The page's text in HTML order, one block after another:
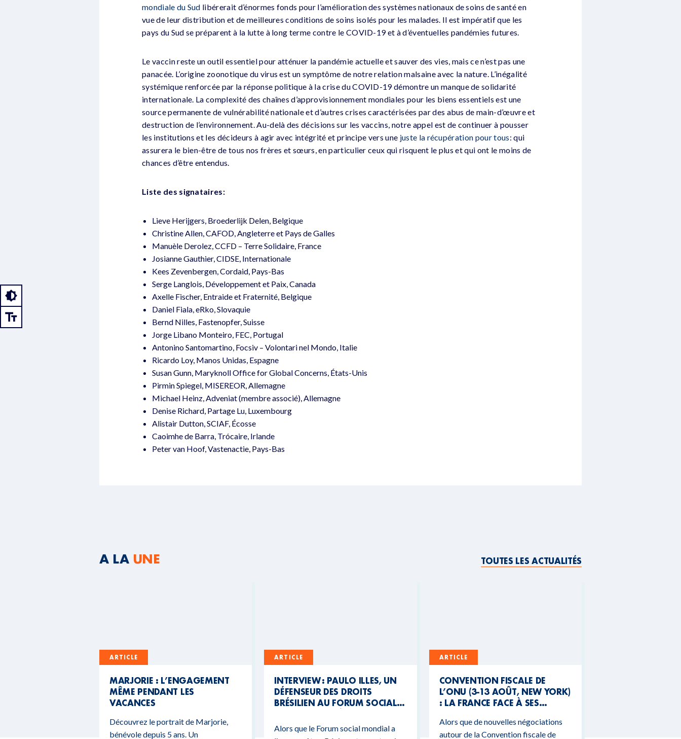
mondiale du Sud libérerait d’énormes fonds pour l’amélioration des systèmes nationaux de soins de santé en
vue de leur distribution et de meilleures conditions de soins isolés pour les malades. Il est impératif que les
pays du Sud se préparent à la lutte à long terme contre le COVID-19 et à d’éventuelles pandémies futures.
Le vaccin reste un outil essentiel pour atténuer la pandémie actuelle et sauver des vies, mais ce n’est pas une
panacée. L’origine zoonotique du virus est un symptôme de notre relation malsaine avec la nature. L’inégalité
systémique renforcée par la réponse politique à la crise du COVID-19 démontre un manque de solidarité
internationale. La complexité des chaînes d’approvisionnement mondiales pour les biens essentiels est une
source permanente de vulnérabilité nationale et d’autres crises caractérisées par des abus de main-d’œuvre et
destruction de l’environnement. Au-delà des décisions sur les vaccins, notre appel est de continuer à pousser
les institutions et les décideurs à agir avec intégrité et principe vers une juste la récupération pour tous: qui
assurera le bien-être de tous nos frères et sœurs, en particulier ceux qui risquent le plus et qui ont le moins de
chances d’être entendus.
Liste des signataires:
Lieve Herijgers, Broederlijk Delen, Belgique
Christine Allen, CAFOD, Angleterre et Pays de Galles
Manuèle Derolez, CCFD – Terre Solidaire, France
Josianne Gauthier, CIDSE, Internationale
Kees Zevenbergen, Cordaid, Pays-Bas
Serge Langlois, Développement et Paix, Canada
Axelle Fischer, Entraide et Fraternité, Belgique
Daniel Fiala, eRko, Slovaquie
Bernd Nilles, Fastenopfer, Suisse
Jorge Libano Monteiro, FEC, Portugal
Antonino Santomartino, Focsiv – Volontari nel Mondo, Italie
Ricardo Loy, Manos Unidas, Espagne
Susan Gunn, Maryknoll Office for Global Concerns, États-Unis
Pirmin Spiegel, MISEREOR, Allemagne
Michael Heinz, Adveniat (membre associé), Allemagne
Denise Richard, Partage Lu, Luxembourg
Alistair Dutton, SCIAF, Écosse
Caoimhe de Barra, Trócaire, Irlande
Peter van Hoof, Vastenactie, Pays-Bas
A LA UNE TOUTES LES ACTUALITÉS
ARTICLE
MARJORIE : L’ENGAGEMENT
MÊME PENDANT LES
VACANCES
Découvrez le portrait de Marjorie,
bénévole depuis 5 ans. Un
ARTICLE
INTERVIEW : PAULO ILLES, UN
DÉFENSEUR DES DROITS
BRÉSILIEN AU FORUM SOCIAL
Alors que le Forum social mondial a
ARTICLE
CONVENTION FISCALE DE
L’ONU (3-13 AOÛT, NEW YORK)
: LA FRANCE FACE À SES
BUDGÉTAIRES
Alors que de nouvelles négociations
autour de la Convention fiscale de